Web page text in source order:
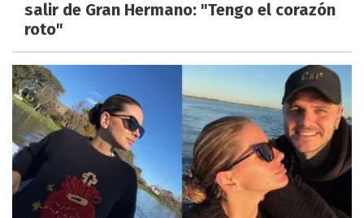
salir de Gran Hermano: "Tengo el corazón
roto"